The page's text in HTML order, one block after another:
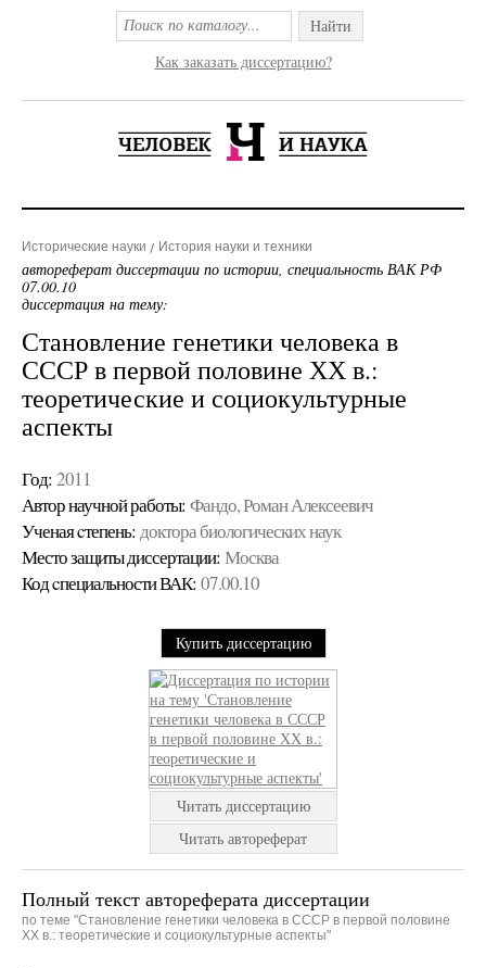
Найти
Как заказать диссертацию?
Исторические науки История науки и техники
автореферат диссертации по истории, специальность ВАК РФ
07.00.10
диссертация на тему:
Становление генетики человека в
СССР в первой половине ХХ в.:
теоретические и социокультурные
аспекты
Год: 2011
Автор научной работы: Фандо, Роман Алексеевич
Ученая cтепень: доктора биологических наук
Место защиты диссертации: Москва
Код cпециальности ВАК: 07.00.10
Купить диссертацию
Читать диссертацию
Читать автореферат
Полный текст автореферата диссертации
по теме "Становление генетики человека в СССР в первой половине
ХХ в.: теоретические и социокультурные аспекты"